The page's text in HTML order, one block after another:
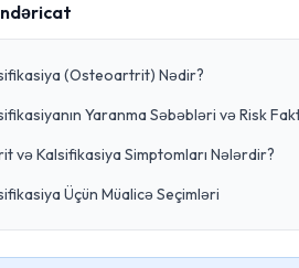
(Osteoartrit) Nədir?
Yaranma Səbəbləri və Risk
və Kalsifikasiya Simptomları Nələrdir?
Üçün Müalicə Seçimləri